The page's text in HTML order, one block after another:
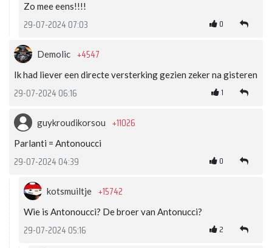
Zo mee eens!!!!
29-07-2024 07:03 0
Demolic +4547
Ik had liever een directe versterking gezien zeker na gisteren
29-07-2024 06:16 1
guykroudikorsou +11026
Parlanti = Antonoucci
29-07-2024 04:39 0
kotsmuiltje +15742
Wie is Antonoucci? De broer van Antonucci?
29-07-2024 05:16 2